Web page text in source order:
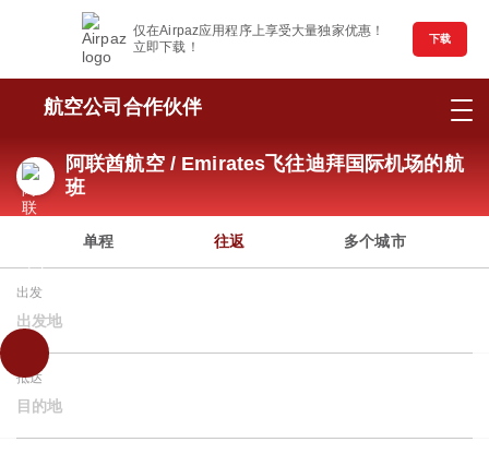
仅在Airpaz应用程序上享受大量独家优惠！
立即下载！
下载
航空公司合作伙伴
阿联酋航空 / Emirates飞往迪拜国际机场的航
班
单程 往返 多个城市
出发
出发地
抵达
目的地